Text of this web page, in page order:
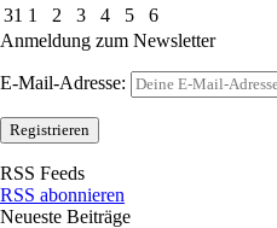
31 1 2 3 4 5
6
Anmeldung zum Newsletter
E-Mail-Adresse:
RSS Feeds
RSS abonnieren
Neueste Beiträge